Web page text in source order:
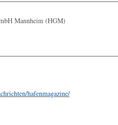
Mannheim (HGM)
hafenmagazine/